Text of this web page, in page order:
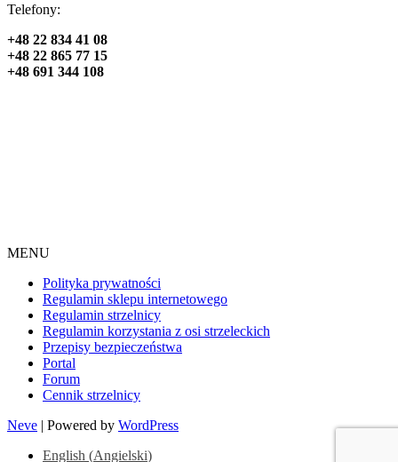
Telefony:
+48 22 834 41 08
+48 22 865 77 15
+48 691 344 108
MENU
Polityka prywatności
Regulamin sklepu internetowego
Regulamin strzelnicy
Regulamin korzystania z osi strzeleckich
Przepisy bezpieczeństwa
Portal
Forum
Cennik strzelnicy
Neve | Powered by WordPress
English (Angielski)